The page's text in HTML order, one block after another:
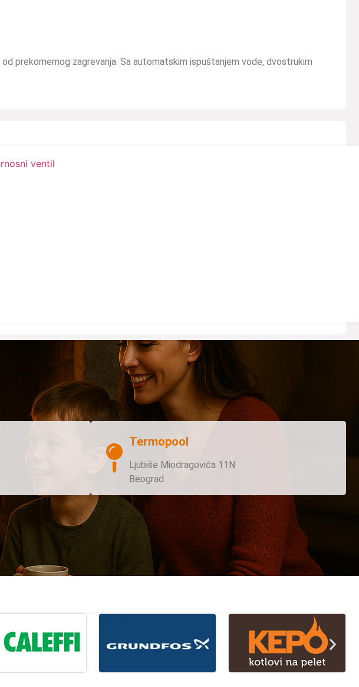
prekomernog zagrevanja. Sa automatskim ispuštanjem vode, dvostrukim
Termopool
Ljubiše Miodragovića 11N
Beograd